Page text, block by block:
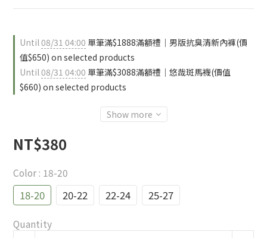
Until08/31 04:00 單筆滿$1888滿額禮｜男版抗臭清新內褲(價
值$650) on selected products
Until08/31 04:00 單筆滿$3088滿額禮｜悠哉斑馬襪(價值
$660) on selected products
Show more
NT$380
Color: 18-20
18-20 20-22 22-24 25-27
Quantity